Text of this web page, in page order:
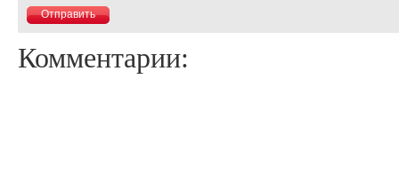
Комментарии: